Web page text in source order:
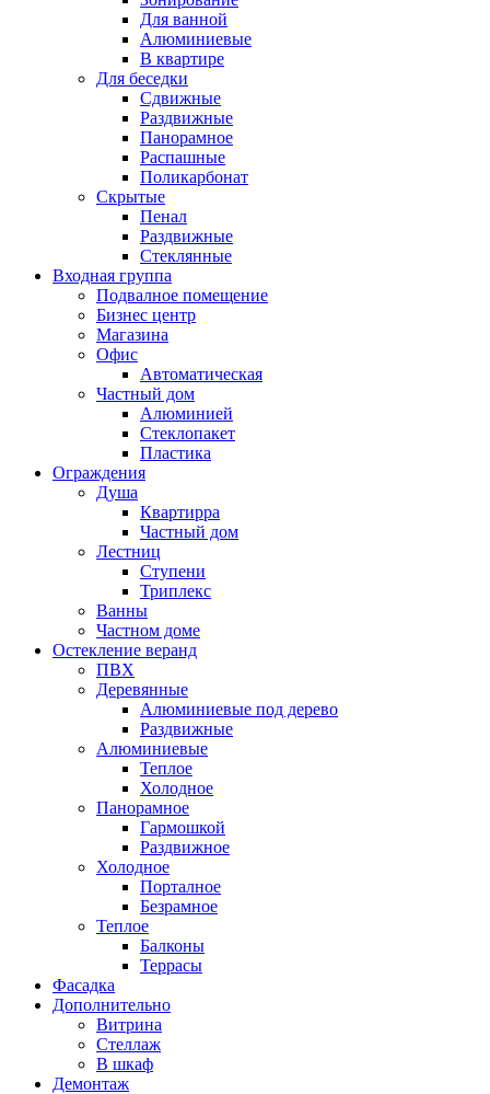
Для ванной
Алюминиевые
В квартире
Для беседки
Сдвижные
Раздвижные
Панорамное
Распашные
Поликарбонат
Скрытые
Пенал
Раздвижные
Стеклянные
Входная группа
Подвалное помещение
Бизнес центр
Магазина
Офис
Автоматическая
Частный дом
Алюминией
Стеклопакет
Пластика
Ограждения
Душа
Квартирра
Частный дом
Лестниц
Ступени
Триплекс
Ванны
Частном доме
Остекление веранд
ПВХ
Деревянные
Алюминиевые под дерево
Раздвижные
Алюминиевые
Теплое
Холодное
Панорамное
Гармошкой
Раздвижное
Холодное
Порталное
Безрамное
Теплое
Балконы
Террасы
Фасадка
Дополнительно
Витрина
Стеллаж
В шкаф
Демонтаж